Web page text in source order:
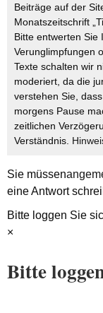
Beiträge auf der
Monatszeitschrift
Bitte entwerten Sie
Verunglimpfungen
Texte schalten wir
moderiert, da die
verstehen Sie,
morgens Pause
zeitlichen
Verständnis.
Sie müssen
eine Antwort
Bitte loggen Sie
×
Bitte